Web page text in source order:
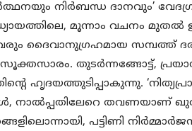
നിർബന്ധ ദാനവും’
മൂന്നാം വചനം മുതൽ
ദൈവാനുഗ്രഹമായ സമ്പത്ത്
തുടർന്നങ്ങോട്ട്,
ഹൃദയത്തുടിപ്പാകുന്നു.
നാൽപ്പതിലേറെ തവണയാണ്
പട്ടിണി